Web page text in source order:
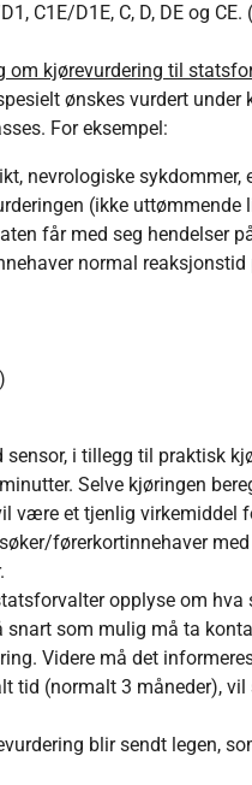
C1E/D1E, C, D, DE og
om kjørevurdering til
ønskes vurdert
For eksempel:
nevrologiske sykdommer,
(ikke uttømmende
får med seg hendelser
normal
i tillegg til praktisk
Selve kjøringen
være et tjenlig virkemiddel
førerkortinnehaver
opplyse om hva
som mulig må ta
Videre må det
tid (normalt 3 måneder),
blir sendt legen,